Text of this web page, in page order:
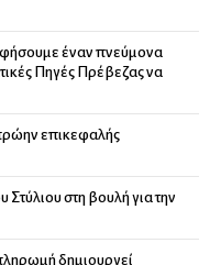
έναν πνεύμονα
Πηγές Πρέβεζας να
επικεφαλής
στη βουλή για την
δημιουργεί